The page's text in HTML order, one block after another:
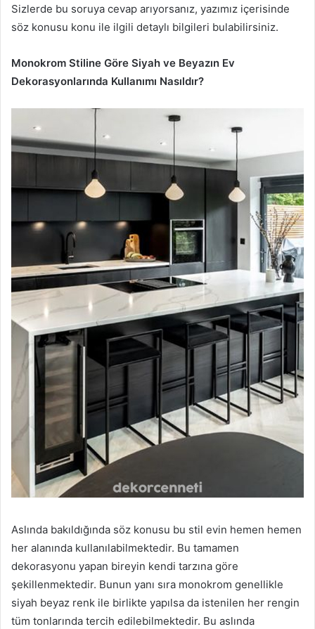
Sizlerde bu soruya cevap arıyorsanız, yazımız içerisinde
söz konusu konu ile ilgili detaylı bilgileri bulabilirsiniz.
Monokrom Stiline Göre Siyah ve Beyazın Ev
Dekorasyonlarında Kullanımı Nasıldır?
Aslında bakıldığında söz konusu bu stil evin hemen hemen
her alanında kullanılabilmektedir. Bu tamamen
dekorasyonu yapan bireyin kendi tarzına göre
şekillenmektedir. Bunun yanı sıra monokrom genellikle
siyah beyaz renk ile birlikte yapılsa da istenilen her rengin
tüm tonlarında tercih edilebilmektedir. Bu aslında